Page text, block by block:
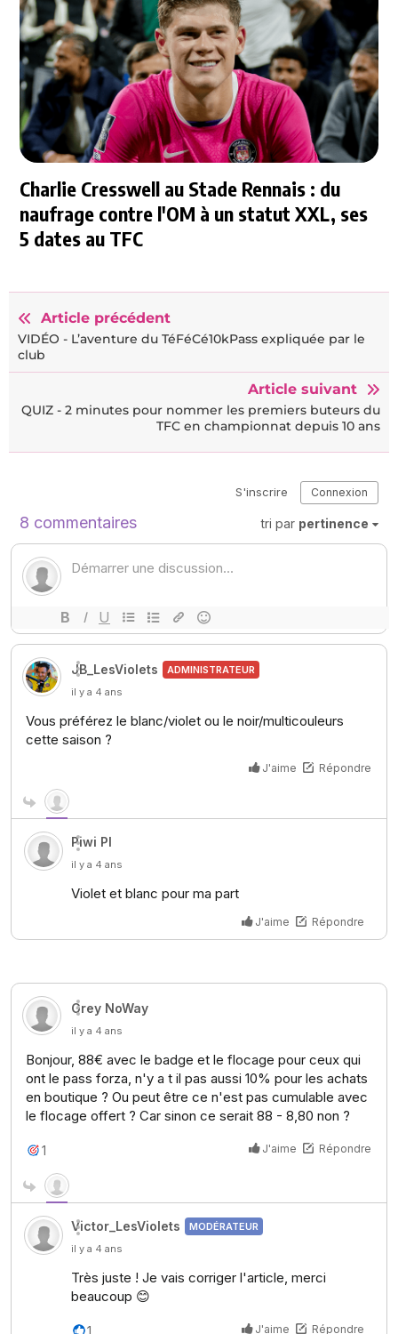
Charlie Cresswell au Stade Rennais : du
naufrage contre l'OM à un statut XXL, ses
5 dates au TFC
Article précédent
VIDÉO - L’aventure du TéFéCé10kPass expliquée par le
club
Article suivant
QUIZ - 2 minutes pour nommer les premiers buteurs du
TFC en championnat depuis 10 ans